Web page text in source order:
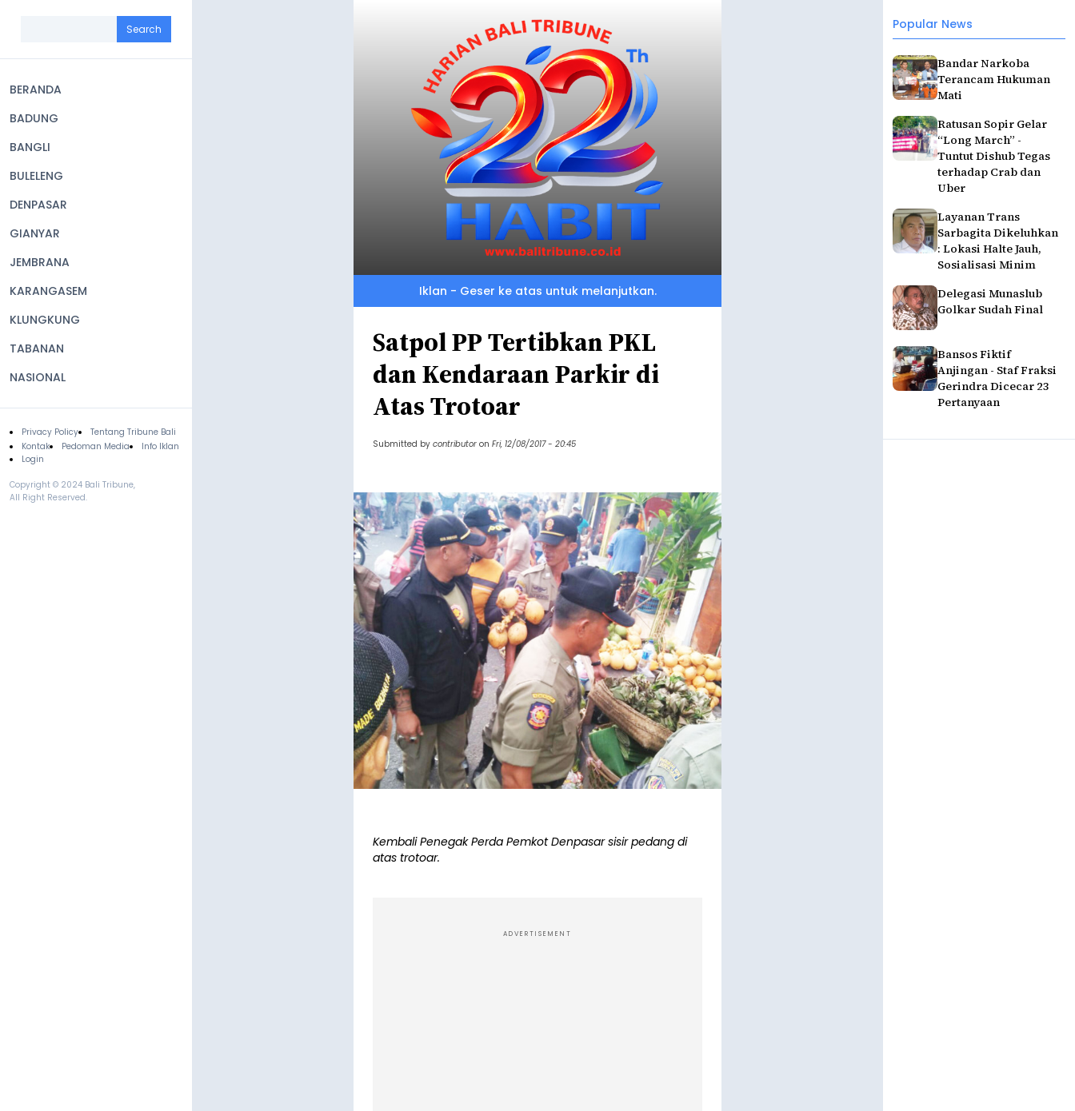
navigation
BERANDA
BADUNG
BANGLI
BULELENG
DENPASAR
GIANYAR
JEMBRANA
KARANGASEM
KLUNGKUNG
TABANAN
NASIONAL
Footer
Privacy Policy
Tentang Tribune Bali
Kontak
Pedoman Media
Info Iklan
Login
Copyright © 2024 Bali Tribune,
All Right Reserved.
Popular News
Bandar Narkoba
Terancam Hukuman
Mati
Ratusan Sopir Gelar
“Long March” -
Tuntut Dishub Tegas
terhadap Crab dan
Uber
Layanan Trans
Sarbagita Dikeluhkan
: Lokasi Halte Jauh,
Sosialisasi Minim
Delegasi Munaslub
Golkar Sudah Final
Bansos Fiktif
Anjingan - Staf Fraksi
Gerindra Dicecar 23
Pertanyaan
Iklan - Geser ke atas untuk melanjutkan.
Satpol PP Tertibkan PKL
dan Kendaraan Parkir di
Atas Trotoar
Submitted by contributor on Fri, 12/08/2017 - 20:45
Kembali Penegak Perda Pemkot Denpasar sisir pedang di
atas trotoar.
ADVERTISEMENT